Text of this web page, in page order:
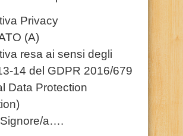
Privacy
(A)
resa ai sensi degli
14 del GDPR 2016/679
Data Protection
a….